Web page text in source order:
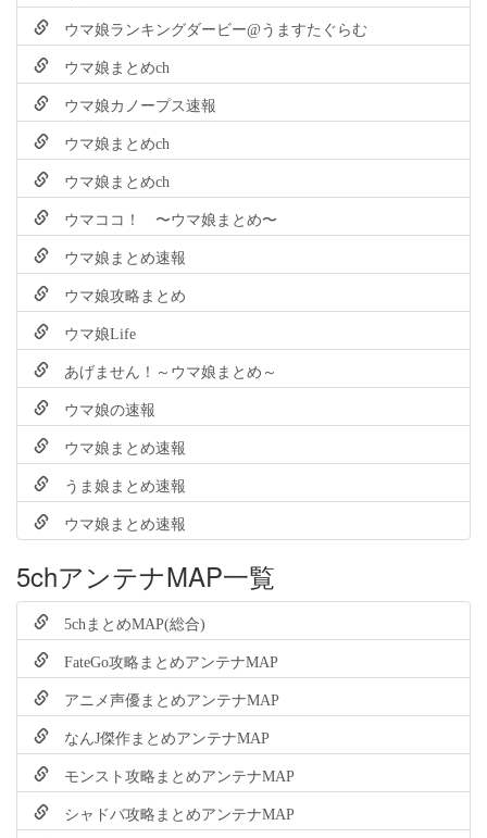
ウマ娘ランキングダービー@うますたぐらむ
ウマ娘まとめch
ウマ娘カノープス速報
ウマ娘まとめch
ウマ娘まとめch
ウマココ！ 〜ウマ娘まとめ〜
ウマ娘まとめ速報
ウマ娘攻略まとめ
ウマ娘Life
あげません！～ウマ娘まとめ～
ウマ娘の速報
ウマ娘まとめ速報
うま娘まとめ速報
ウマ娘まとめ速報
5chアンテナMAP一覧
5chまとめMAP(総合)
FateGo攻略まとめアンテナMAP
アニメ声優まとめアンテナMAP
なんJ傑作まとめアンテナMAP
モンスト攻略まとめアンテナMAP
シャドバ攻略まとめアンテナMAP